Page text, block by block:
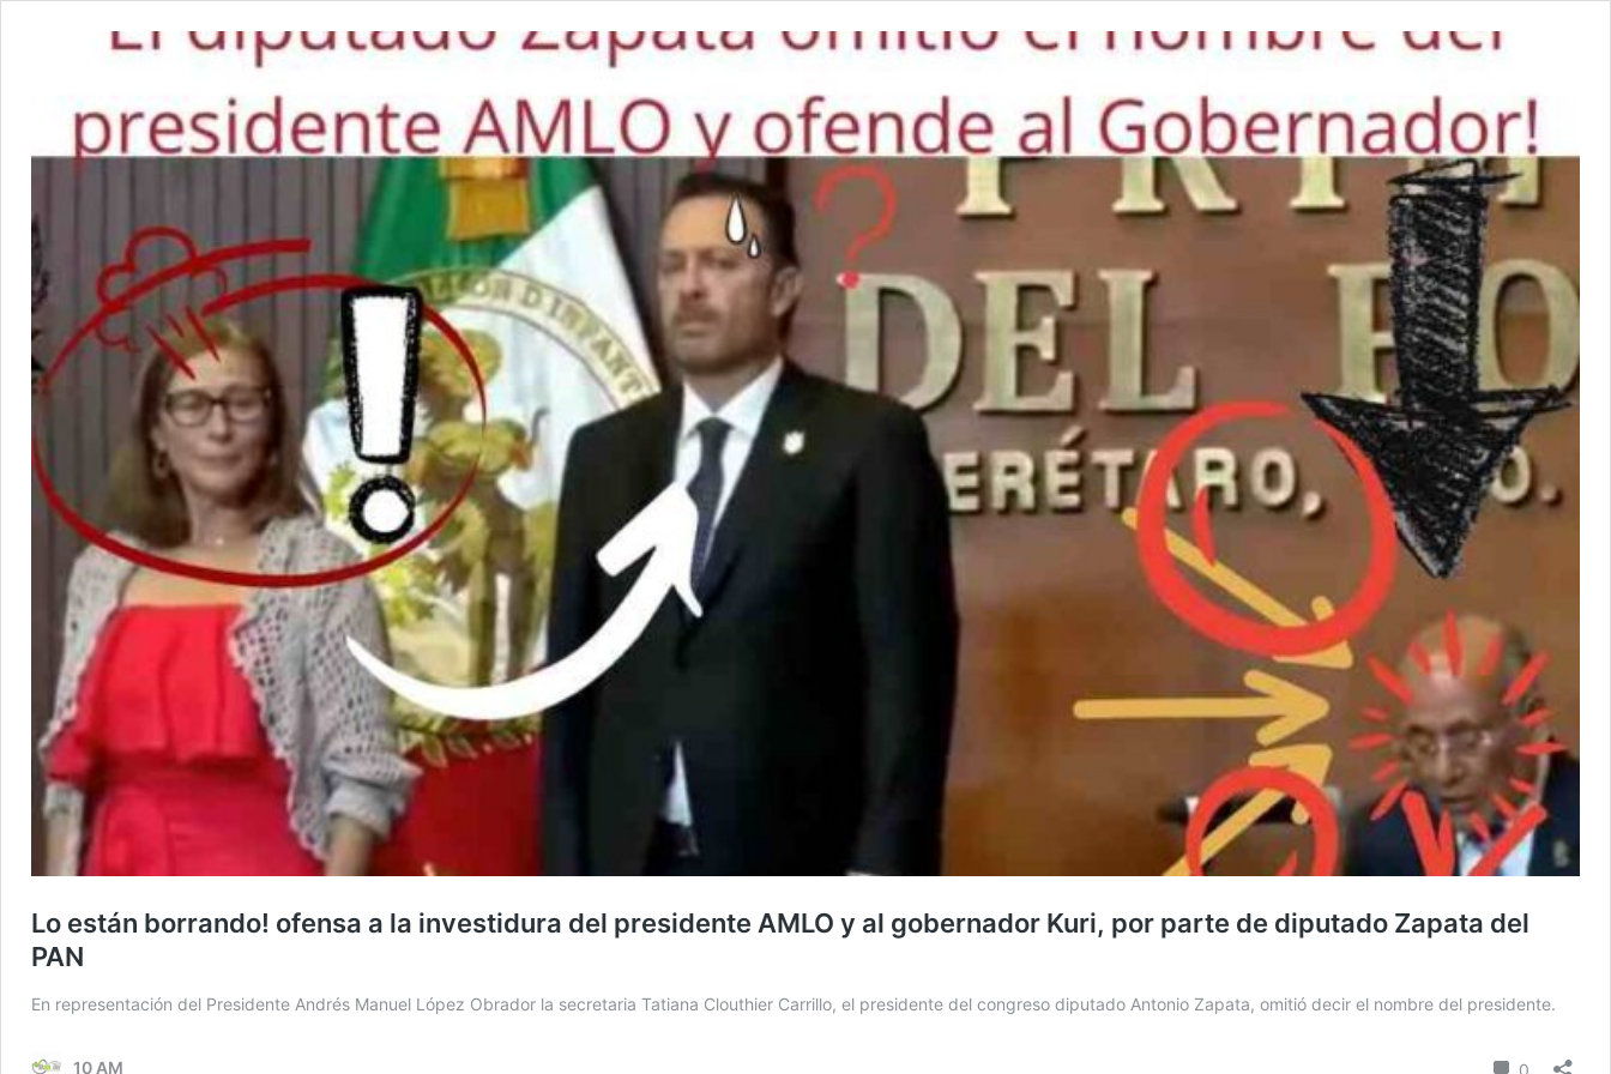
Lo están borrando! ofensa a la investidura del presidente AMLO y al gobernador Kuri, por parte de diputado Zapata del
PAN
En representación del Presidente Andrés Manuel López Obrador la secretaria Tatiana Clouthier Carrillo, el presidente del congreso diputado Antonio Zapata, omitió decir el nombre del presidente.
10 AM 0